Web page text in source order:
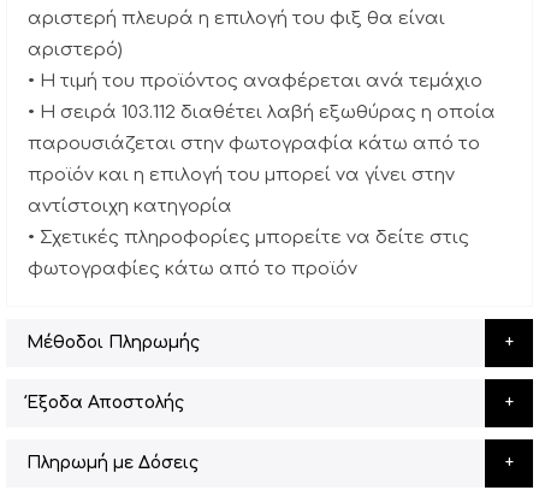
αριστερή πλευρά η επιλογή του φιξ θα είναι
αριστερό)
• Η τιμή του προϊόντος αναφέρεται ανά τεμάχιο
• Η σειρά 103.112 διαθέτει λαβή εξωθύρας η οποία
παρουσιάζεται στην φωτογραφία κάτω από το
προϊόν και η επιλογή του μπορεί να γίνει στην
αντίστοιχη κατηγορία
• Σχετικές πληροφορίες μπορείτε να δείτε στις
φωτογραφίες κάτω από το προϊόν
Μέθοδοι Πληρωμής
Έξοδα Αποστολής
Πληρωμή με Δόσεις